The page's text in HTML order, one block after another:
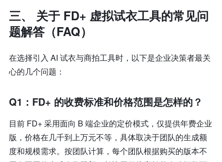
三、 关于 FD+ 虚拟试衣工具的常见问
题解答（FAQ）
在选择引入 AI 试衣与商拍工具时，以下是企业决策者最关
心的几个问题：
Q1：FD+ 的收费标准和价格范围是怎样的？
目前 FD+ 采用面向 B 端企业的定价模式，仅提供年费企业
版，价格在几千到上万元不等，具体取决于团队的生成额
度和规模需求。按团队计算，每个团队根据购买的版本不